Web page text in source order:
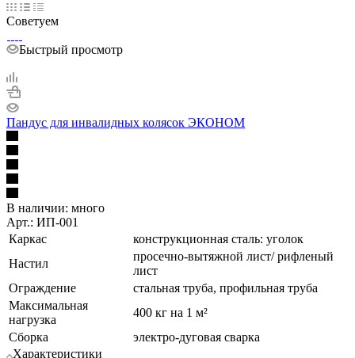
Советуем
Быстрый просмотр
Пандус для инвалидных колясок ЭКОНОМ
В наличии: много
Арт.: ИП-001
Каркас
конструкционная сталь: уголок
Настил
просечно-вытяжной лист/ рифленый
лист
Ограждение
стальная труба, профильная труба
Максимальная
нагрузка
400 кг на 1 м²
Сборка
электро-дуговая сварка
Характеристики